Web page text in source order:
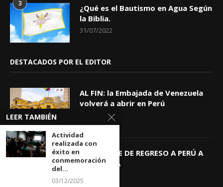
3
¿Qué es el Bautismo en Agua Según
la Biblia.
31/07/2022
DESTACADOS POR EL EDITOR
AL FIN: la Embajada de Venezuela
volverá a abrir en Perú
06/08/2026
KEIKO TRAE DE REGRESO A PERÚ A
GIOVANNA
LEER TAMBIÉN
Actividad
realizada con
éxito en
conmemoración
del...
03/12/2025